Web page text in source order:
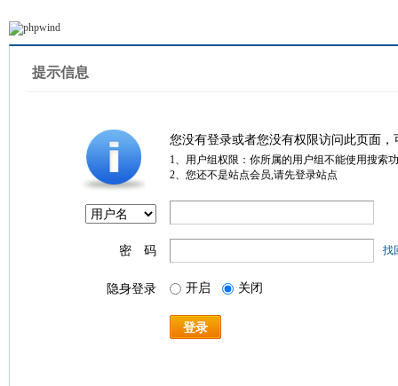
提示信息
您没有登录或者您没有权限访问此页面
1、用户组权限：你所属的用户组不能使用搜索
2、您还不是站点会员,请先登录站点
密 码 找
隐身登录 开启 关闭
登录